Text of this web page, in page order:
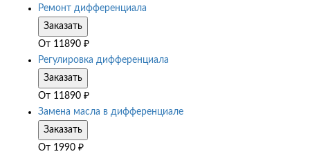
Ремонт дифференциала
Заказать
От 11890 ₽
Регулировка дифференциала
Заказать
От 11890 ₽
Замена масла в дифференциале
Заказать
От 1990 ₽